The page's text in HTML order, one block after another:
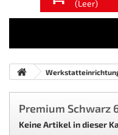
(Leer)
Premium Schwarz
Keine Artikel in dieser